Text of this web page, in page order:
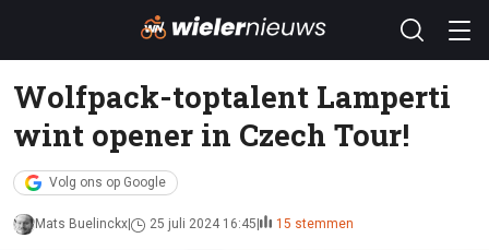
Wolfpack-toptalent Lamperti
wint opener in Czech Tour!
Volg ons op Google
Mats Buelinckx 25 juli 2024 16:45 15 stemmen